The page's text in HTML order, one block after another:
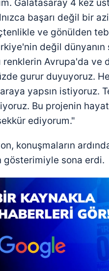
Galatasaray 4 kez
başarı değil bir
ve gönülden
değil
renklerin Avrupa'da ve
gurur duyuyoruz.
yapsın istiyoruz.
Bu projenin
ediyorum."
konuşmaların
gösterimiyle sona erdi.